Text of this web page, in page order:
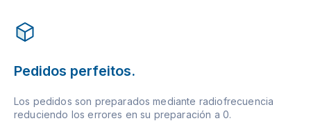
Pedidos perfeitos.
Los pedidos son preparados mediante radiofrecuencia
reduciendo los errores en su preparación a 0.